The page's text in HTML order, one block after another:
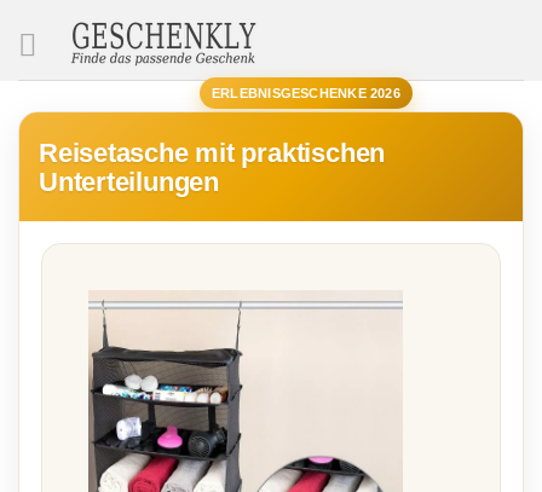
ERLEBNISGESCHENKE 2026
Reisetasche mit praktischen
Unterteilungen